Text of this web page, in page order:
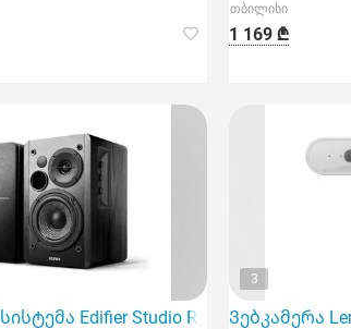
თბილისი
1 169 ₾
Edifier Studio R1280Db
3
Ვებკამერა